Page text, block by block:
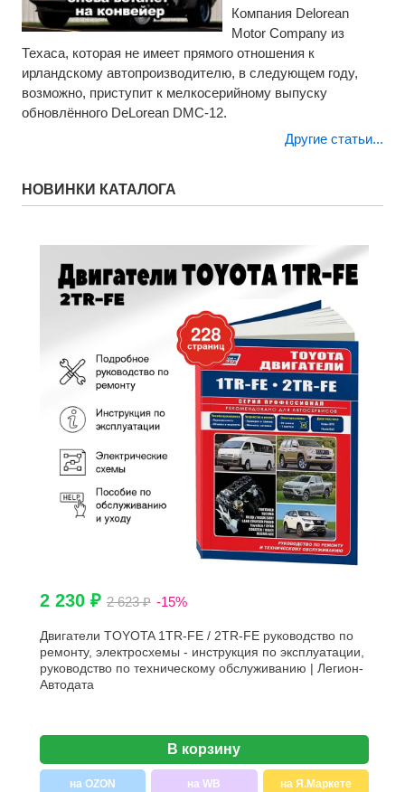
Компания Delorean
Motor Company из
Техаса, которая не имеет прямого отношения к
ирландскому автопроизводителю, в следующем году,
возможно, приступит к мелкосерийному выпуску
обновлённого DeLorean DMC-12.
Другие статьи...
НОВИНКИ КАТАЛОГА
2 230 ₽ 2 623 ₽ -15%
Двигатели TOYOTA 1TR-FE / 2TR-FE руководство по
ремонту, электросхемы - инструкция по эксплуатации,
руководство по техническому обслуживанию | Легион-
Aвтодата
В корзину
на OZON на WB на Я.Маркете